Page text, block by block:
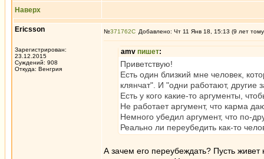
Наверх
Ericsson
Зарегистрирован:
23.12.2015
Суждений: 908
Откуда: Венгрия
№371762 Добавлено: Чт 11 Янв 18, 15:13 (9 лет
amv пишет:
Приветствую!
Есть один близкий мне человек,
клянчат". И "одни работают, другие
Есть у кого какие-то аргументы,
Не работает аргумент, что карма
Немного убедил аргумент, что по-
Реально ли переубедить как-то
А зачем его переубеждать? Пусть